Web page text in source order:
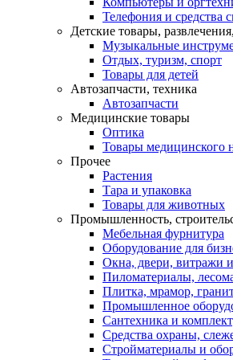
Телефония и средства
Детские товары,
Музыкальные
Отдых, туризм, спорт
Товары для детей
Автозапчасти, техника
Автозапчасти
Медицинские товары
Оптика
Товары медицинского
Прочее
Растения
Тара и упаковка
Товары для животных
Промышленность,
Мебельная фурнитура
Оборудование для
Окна, двери, витражи
Пиломатериалы,
Плитка, мрамор,
Промышленное
Сантехника и
Средства охраны,
Стройматериалы и